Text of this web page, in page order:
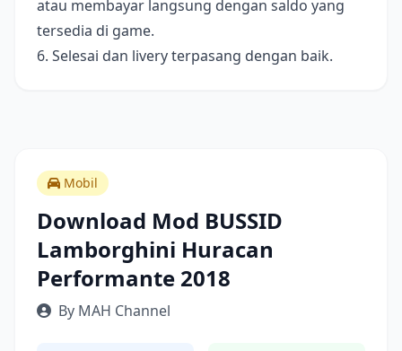
atau membayar langsung dengan saldo yang
tersedia di game.
6. Selesai dan livery terpasang dengan baik.
Mobil
Download Mod BUSSID
Lamborghini Huracan
Performante 2018
By MAH Channel